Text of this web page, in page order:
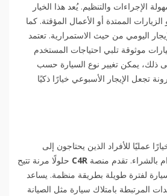
الإجراءات والتنظيم. يُعد هذا الخيار
الممتدة أو الأعمال المؤقتة. كما
اليومي من حيث الاستمرارية. تعتمد
موثوقة تلبي احتياجات المستخدم
ذلك، يمكن تغيير نوع السيارة حسب
تجعل الإيجار الأسبوعي خيارًا ذكيًا
عمليًا للأفراد الذين يحتاجون إلى
بالشراء. تقدم منصة C4R حلولًا مرنة تتيح
لفترة طويلة بطريقة منظمة. يساعد
المرتبطة بامتلاك سيارة مثل الصيانة